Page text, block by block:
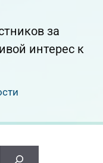
за
интерес к